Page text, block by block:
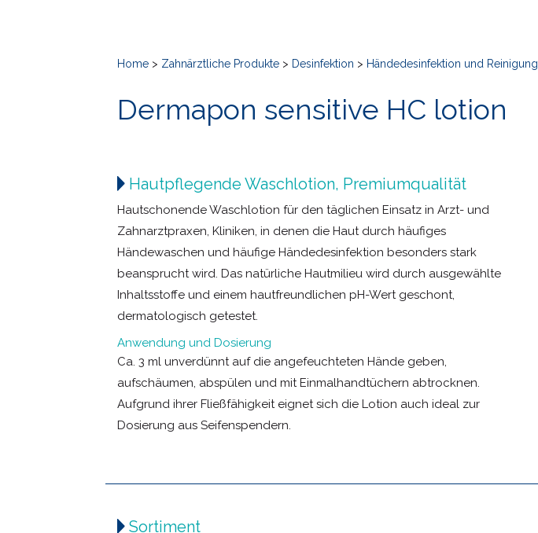
Home > Zahnärztliche Produkte > Desinfektion > Händedesinfektion und Reinigung
Dermapon sensitive HC lotion
Hautpflegende Waschlotion, Premiumqualität
Hautschonende Waschlotion für den täglichen Einsatz in Arzt- und
Zahnarztpraxen, Kliniken, in denen die Haut durch häufiges
Händewaschen und häufige Händedesinfektion besonders stark
beansprucht wird. Das natürliche Hautmilieu wird durch ausgewählte
Inhaltsstoffe und einem hautfreundlichen pH-Wert geschont,
dermatologisch getestet.
Anwendung und Dosierung
Ca. 3 ml unverdünnt auf die angefeuchteten Hände geben,
aufschäumen, abspülen und mit Einmalhandtüchern abtrocknen.
Aufgrund ihrer Fließfähigkeit eignet sich die Lotion auch ideal zur
Dosierung aus Seifenspendern.
Sortiment